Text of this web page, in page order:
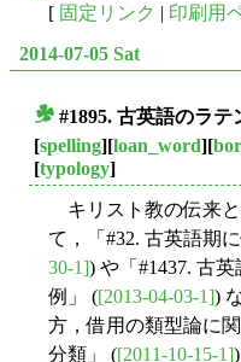
[ 固定リンク | 印刷用
2014-07-05 Sat
#1895. 古英語のラ
[spelling][loan_word][
[typology]
キリスト教の伝来
て，「#32. 古英語期
30-1]) や「#1437. 古
例」 ([2013-04-03-1])
方，借用の類型論に
分類」 ([2011-10-15-1]